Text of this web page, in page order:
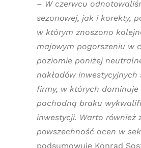
– W czerwcu
sezonowej, jak i korekty,
w którym znoszono
majowym pogorszeniu w
poziomie poniżej
nakładów
firmy, w których
pochodną braku
inwestycji. Warto
powszechność ocen w
podsumowuje Konrad